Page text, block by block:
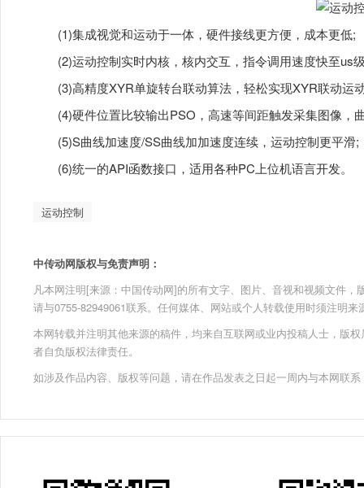
(1)集成视觉和运动于一体，硬件接线更方便，成本更低;
(2)运动控制实时内核，核内交互，指令调用速度快至us
(3)高精度XYR单旋转台联动算法，轻松实现XYR联动运
(4)硬件位置比较输出PSO，高速等间距触发采集图像，
(5)S曲线加速度/SS曲线加加速度连续，运动控制更平滑;
(6)统一的API函数接口，适用各种PC上位机语言开发。
运动控制
中传动网版权与免责声明：
凡本网注明[来源：中国传动网]的所有文字、图片、音视和视频文件
请与0755-82949061联系。任何媒体、网站或个人转载使用时须注明
本网转载并注明其他来源的稿件，均来自互联网或业内投稿人士，版
者自负版权法律责任。
如涉及作品内容、版权等问题，请在作品发表之日起一周内与本网联